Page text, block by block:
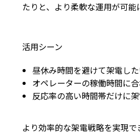
たりと、より柔軟な運用が可能
活用シーン
昼休み時間を避けて架電し
オペレーターの稼働時間に
反応率の高い時間帯だけに
より効率的な架電戦略を実現